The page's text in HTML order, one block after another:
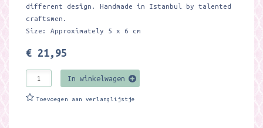
different design. Handmade in Istanbul by talented
craftsmen.
Size: Approximately 5 x 6 cm
€ 21,95
In winkelwagen
Toevoegen aan verlanglijstje